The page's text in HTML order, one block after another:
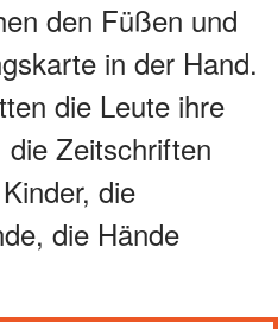
den Füßen und
in der Hand.
die Leute ihre
die Zeitschriften
die
die Hände